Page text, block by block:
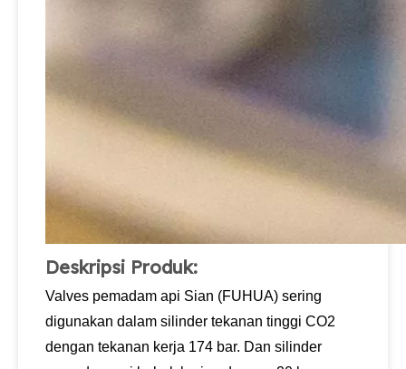
Deskripsi Produk:
Valves pemadam api Sian (FUHUA) sering
digunakan dalam silinder tekanan tinggi CO2
dengan tekanan kerja 174 bar. Dan silinder